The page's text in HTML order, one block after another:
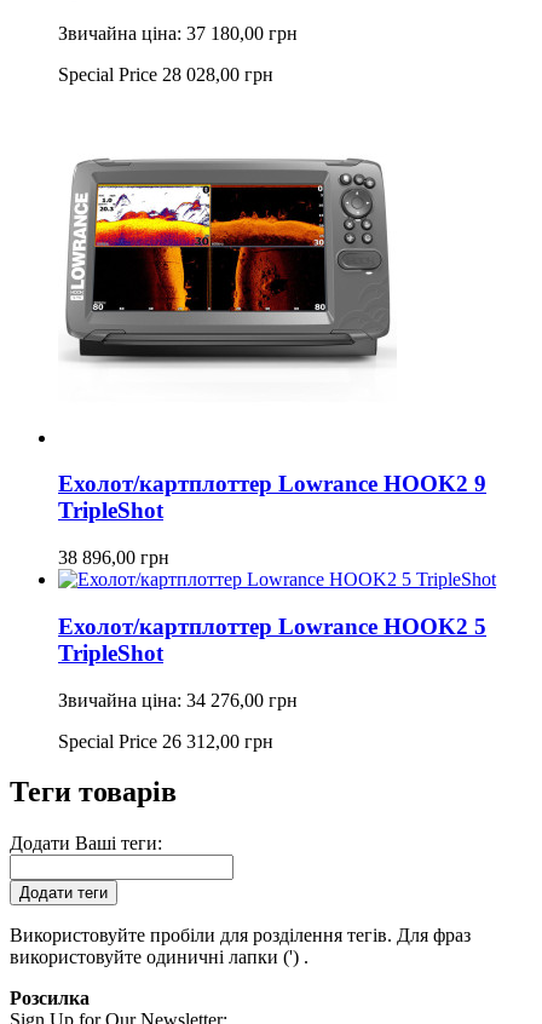
Звичайна ціна: 37 180,00 грн
Special Price 28 028,00 грн
Ехолот/картплоттер Lowrance HOOK2 9
TripleShot
38 896,00 грн
Ехолот/картплоттер Lowrance HOOK2 5
TripleShot
Звичайна ціна: 34 276,00 грн
Special Price 26 312,00 грн
Теги товарів
Додати Ваші теги:
Додати теги
Використовуйте пробіли для розділення тегів. Для фраз
використовуйте одиничні лапки (') .
Розсилка